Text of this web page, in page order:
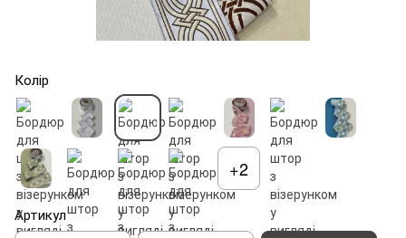
Колір
+2
Артикул